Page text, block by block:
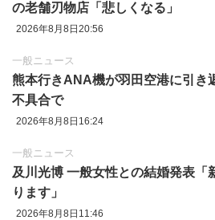
の老舗刃物店「悲しくなる」
2026年8月8日20:56
一般ニュース
熊本行きANA機が羽田空港に引き
不具合で
2026年8月8日16:24
一般ニュース
及川光博 一般女性との結婚発表「
ります」
2026年8月8日11:46